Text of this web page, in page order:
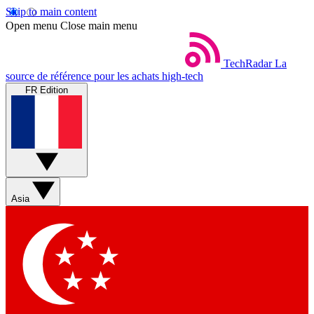
Skip to main content
Open menu Close main menu
TechRadar La
source de référence pour les achats high-tech
FR Edition
Asia